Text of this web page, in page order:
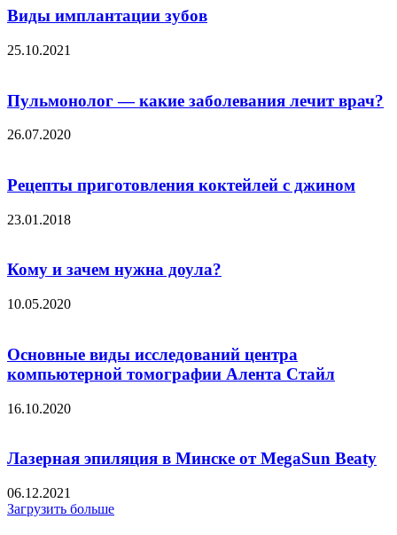
Виды имплантации зубов
25.10.2021
Пульмонолог — какие заболевания лечит врач?
26.07.2020
Рецепты приготовления коктейлей с джином
23.01.2018
Кому и зачем нужна доула?
10.05.2020
Основные виды исследований центра
компьютерной томографии Алента Стайл
16.10.2020
Лазерная эпиляция в Минске от MegaSun Beaty
06.12.2021
Загрузить больше